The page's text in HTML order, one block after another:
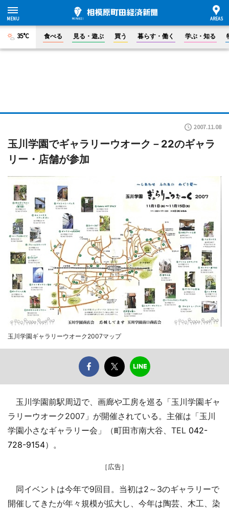
35°C 食べる 見る・遊ぶ 買う 暮らす・働く 学ぶ・知る
2007.11.08
玉川学園でギャラリーウオーク－22のギャラ
リー・店舗が参加
玉川学園ギャラリーウオーク2007マップ
玉川学園前駅周辺で、画廊や工房を巡る「玉川学園ギャ
ラリーウオーク2007」が開催されている。主催は「玉川
学園小さなギャラリー会」（町田市南大谷、TEL 042-
728-9154）。
［広告］
同イベントは今年で9回目。当初は2～3のギャラリーで
開催してきたが年々規模が拡大し、今年は陶芸、木工、染